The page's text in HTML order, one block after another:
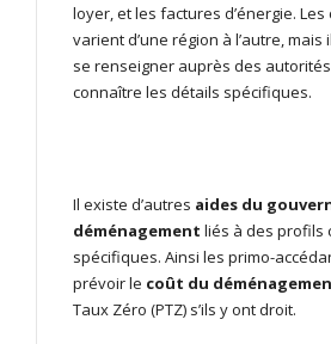
loyer, et les factures d’énergie. Les
varient d’une région à l’autre,
se renseigner auprès des
connaître les détails spécifiques.
Il existe d’autres aides du
déménagement liés à des profils
spécifiques. Ainsi les primo-
prévoir le coût du
Taux Zéro (PTZ) s’ils y ont droit.